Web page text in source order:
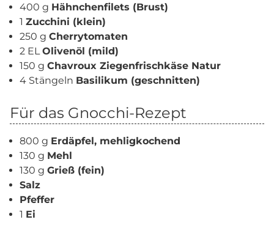
400 g Hähnchenfilets (Brust)
1 Zucchini (klein)
250 g Cherrytomaten
2 ELOlivenöl (mild)
150 g Chavroux Ziegenfrischkäse Natur
4 Stängeln Basilikum (geschnitten)
Für das Gnocchi-Rezept
800 g Erdäpfel, mehligkochend
130 g Mehl
130 g Grieß (fein)
Salz
Pfeffer
1 Ei